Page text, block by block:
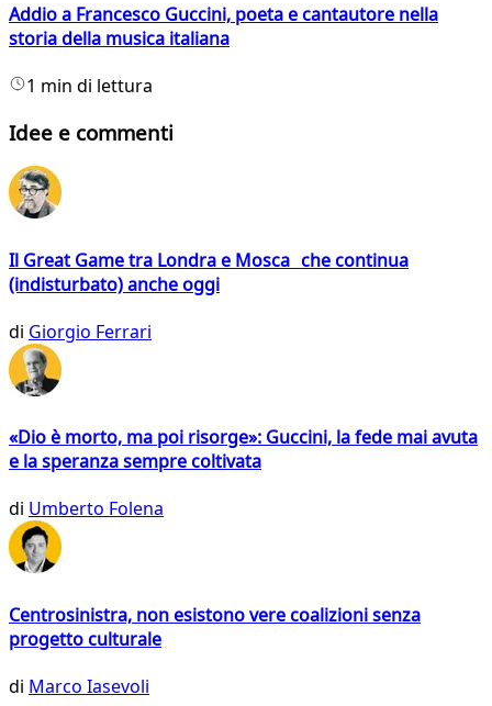
Addio a Francesco Guccini, poeta e cantautore nella
storia della musica italiana
1 min di lettura
Idee e commenti
Il Great Game tra Londra e Mosca che continua
(indisturbato) anche oggi
di Giorgio Ferrari
«Dio è morto, ma poi risorge»: Guccini, la fede mai avuta
e la speranza sempre coltivata
di Umberto Folena
Centrosinistra, non esistono vere coalizioni senza
progetto culturale
di Marco Iasevoli